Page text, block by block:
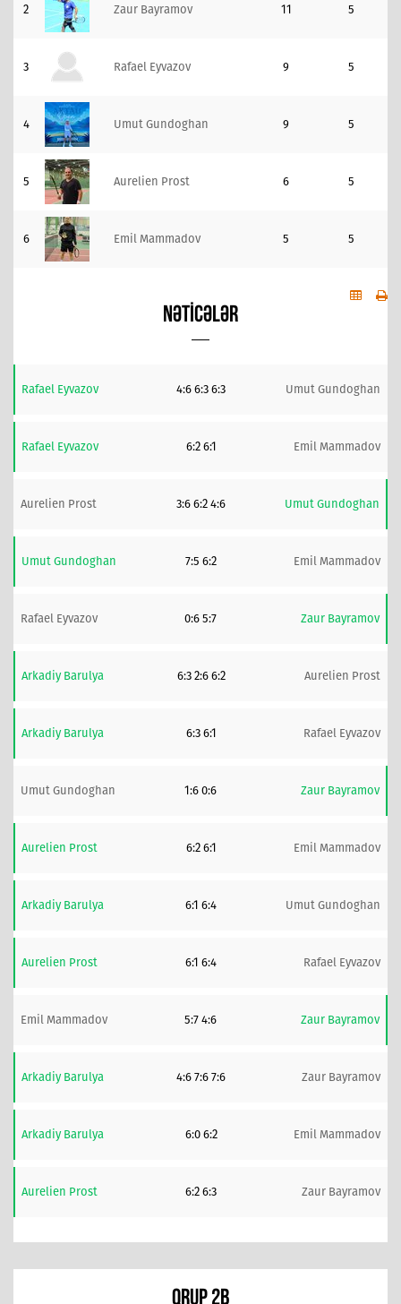
2 Zaur Bayramov 11 5
3 Rafael Eyvazov 9 5
4 Umut Gundoghan 9 5
5 Aurelien Prost 6 5
6 Emil Mammadov 5 5
NƏTICƏLƏR
Rafael Eyvazov 4:6 6:3 6:3 Umut Gundoghan
Rafael Eyvazov 6:2 6:1 Emil Mammadov
Aurelien Prost 3:6 6:2 4:6 Umut Gundoghan
Umut Gundoghan 7:5 6:2 Emil Mammadov
Rafael Eyvazov 0:6 5:7 Zaur Bayramov
Arkadiy Barulya 6:3 2:6 6:2 Aurelien Prost
Arkadiy Barulya 6:3 6:1 Rafael Eyvazov
Umut Gundoghan 1:6 0:6 Zaur Bayramov
Aurelien Prost 6:2 6:1 Emil Mammadov
Arkadiy Barulya 6:1 6:4 Umut Gundoghan
Aurelien Prost 6:1 6:4 Rafael Eyvazov
Emil Mammadov 5:7 4:6 Zaur Bayramov
Arkadiy Barulya 4:6 7:6 7:6 Zaur Bayramov
Arkadiy Barulya 6:0 6:2 Emil Mammadov
Aurelien Prost 6:2 6:3 Zaur Bayramov
QRUP 2B